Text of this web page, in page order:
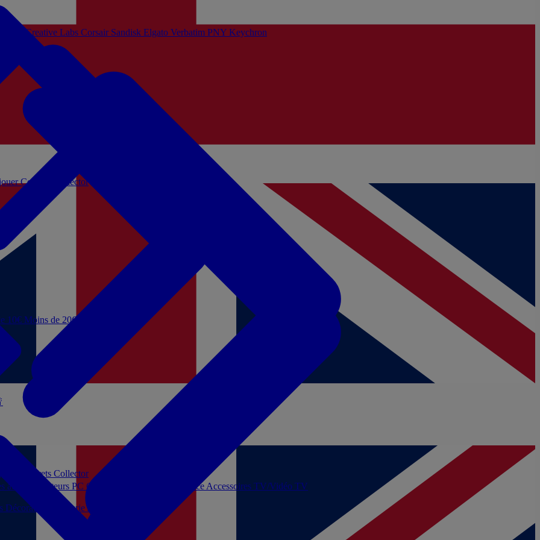
10€ Moins de 20€
Décoration PapeterieJeux de société
Coffrets Collector
Coffrets Collector
audio Moniteurs PC Casques filaires Audio Licence Accessoires TV/Vidéo TV
Creative Labs Corsair Sandisk Elgato Verbatim PNY Keychron